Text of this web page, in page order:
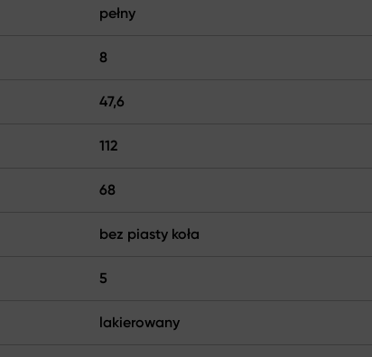
pełny
8
47,6
112
68
bez piasty koła
5
lakierowany